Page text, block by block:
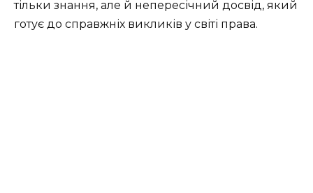
тільки знання, але й непересічний досвід, який
готує до справжніх викликів у світі права.